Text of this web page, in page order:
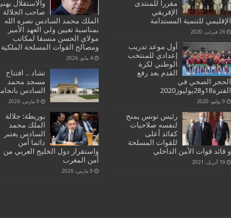
مقررا للمنتدى
الإفريقي
الإقليمي للتنمية المستدامة
26 فبراير، 2020
أول موعد تدريب
إعدادي للمنتخب
الوطني لكرة
القدم بعد رفع
الحجر الصحي في
الفترة18و28يوليوز2020
9 يوليو، 2020
رئيس تونس يمنح
لنفسه صلاحيات
كقائد أعلى
للقوات المسلحة
و قائد قوات الأمن الداخلي
19 أبريل، 2021
والاستقلال
صاحب الجلالة
الملك محمد السادس نصره الله
بمناسبة تعيين ولي العهد الأمير
مولاي الحسن منسقا لمكاتب
ومصالح القوات المسلحة الملكية
4 مايو، 2026
تشاد .. افتتاح
مسجد محمد
السادس
9 مارس، 2026
بوريطة: جلالة
الملك محمد
السادس يعتبر
دائما أمن
واستقرار دول الخليج العربي من
أمن المغرب
9 مارس، 2026